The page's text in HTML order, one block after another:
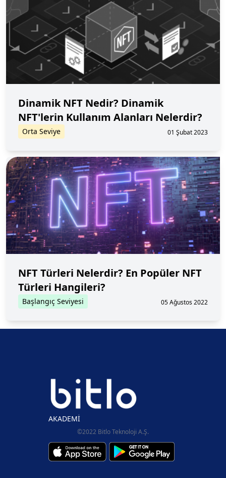
Dinamik NFT Nedir? Dinamik
NFT'lerin Kullanım Alanları Nelerdir?
Orta Seviye 01 Şubat 2023
NFT Türleri Nelerdir? En Popüler NFT
Türleri Hangileri?
Başlangıç Seviyesi 05 Ağustos 2022
AKADEMİ
©2022 Bitlo Teknoloji A.Ş.